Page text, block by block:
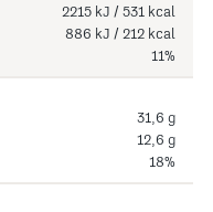
2215 kJ / 531 kcal
886 kJ / 212 kcal
11%
31,6 g
12,6 g
18%